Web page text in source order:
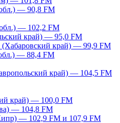
— 90,8 FM
— 102,2 FM
край) — 95,0 FM
край) — 99,9 FM
— 88,4 FM
край) — 104,5 FM
край) — 100,0 FM
— 104,8 FM
— 102,9 FM и 107,9 FM